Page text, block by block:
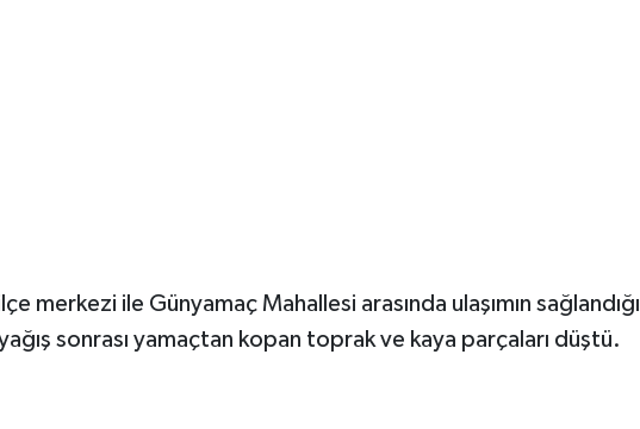
merkezi ile Günyamaç Mahallesi arasında ulaşımın sağlandığı
sonrası yamaçtan kopan toprak ve kaya parçaları düştü.